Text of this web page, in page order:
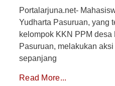
Portalarjuna.net-
Yudharta Pasuruan, yang
kelompok KKN PPM
Pasuruan, melakukan
sepanjang
Read More...